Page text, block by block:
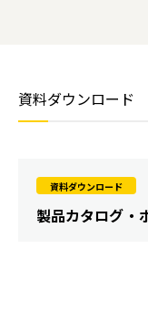
資料ダウンロード
資料ダウンロード
製品カタログ・